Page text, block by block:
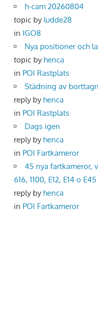
h-cam 20260804
topic by ludde28
in IGO8
Nya positioner och
topic by henca
in POI Rastplats
Städning av
reply by henca
in POI Rastplats
Dags igen
reply by henca
in POI Fartkameror
45 nya fartkameror,
616, 1100, E12, E14 o E45
reply by henca
in POI Fartkameror